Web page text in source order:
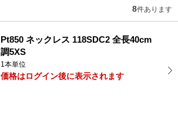
8件あります
Pt850 ネックレス 118SDC2 全長40cm
調5XS
1本単位
価格はログイン後に表示されます